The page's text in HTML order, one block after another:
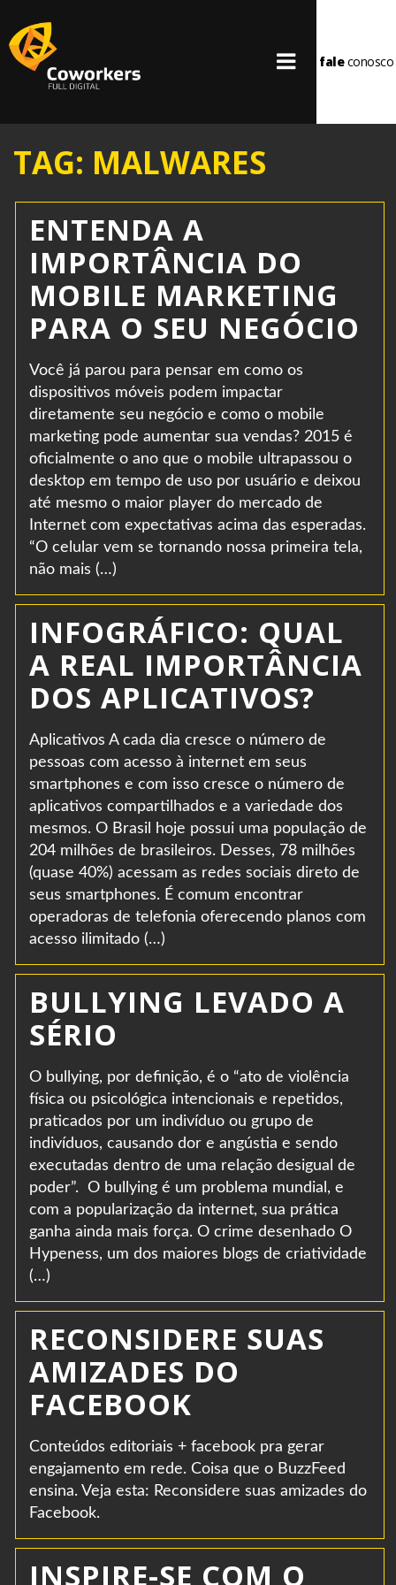
faleconosco
TAG: MALWARES
ENTENDA A
IMPORTÂNCIA DO
MOBILE MARKETING
PARA O SEU NEGÓCIO
Você já parou para pensar em como os
dispositivos móveis podem impactar
diretamente seu negócio e como o mobile
marketing pode aumentar sua vendas? 2015 é
oficialmente o ano que o mobile ultrapassou o
desktop em tempo de uso por usuário e deixou
até mesmo o maior player do mercado de
Internet com expectativas acima das esperadas.
“O celular vem se tornando nossa primeira tela,
não mais (…)
INFOGRÁFICO: QUAL
A REAL IMPORTÂNCIA
DOS APLICATIVOS?
Aplicativos A cada dia cresce o número de
pessoas com acesso à internet em seus
smartphones e com isso cresce o número de
aplicativos compartilhados e a variedade dos
mesmos. O Brasil hoje possui uma população de
204 milhões de brasileiros. Desses, 78 milhões
(quase 40%) acessam as redes sociais direto de
seus smartphones. É comum encontrar
operadoras de telefonia oferecendo planos com
acesso ilimitado (…)
BULLYING LEVADO A
SÉRIO
O bullying, por definição, é o “ato de violência
física ou psicológica intencionais e repetidos,
praticados por um indivíduo ou grupo de
indivíduos, causando dor e angústia e sendo
executadas dentro de uma relação desigual de
poder”. O bullying é um problema mundial, e
com a popularização da internet, sua prática
ganha ainda mais força. O crime desenhado O
Hypeness, um dos maiores blogs de criatividade
(…)
RECONSIDERE SUAS
AMIZADES DO
FACEBOOK
Conteúdos editoriais + facebook pra gerar
engajamento em rede. Coisa que o BuzzFeed
ensina. Veja esta: Reconsidere suas amizades do
Facebook.
INSPIRE-SE COM O